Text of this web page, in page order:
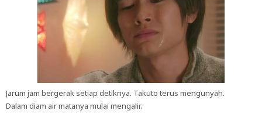
Jarum jam bergerak setiap detiknya. Takuto terus mengunyah.
Dalam diam air matanya mulai mengalir.